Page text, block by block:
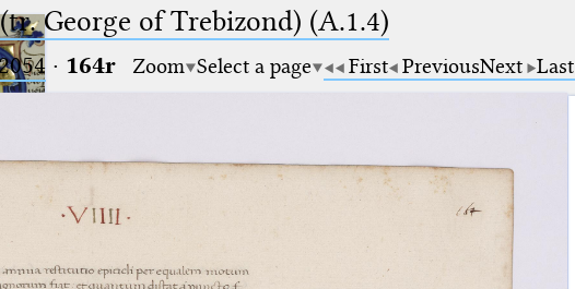
George of Trebizond) (A.1.4)
· 164r Zoom Select a page First PreviousNext Last